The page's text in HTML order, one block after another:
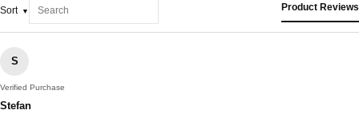
Sort Product Reviews
S
Verified Purchase
Stefan